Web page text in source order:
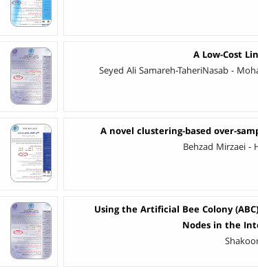
A Low-Cost
Seyed Ali Samareh-TaheriNasab -
A novel clustering-based over-
Behzad Mirzaei -
Using the Artificial Bee Colony
Nodes in the